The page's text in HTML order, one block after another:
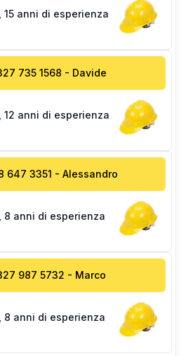
15 anni di esperienza
735 1568 - Davide
12 anni di esperienza
647 3351 - Alessandro
8 anni di esperienza
987 5732 - Marco
8 anni di esperienza